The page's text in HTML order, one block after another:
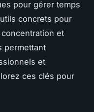
pour gérer temps
concrets pour
et
permettant
et
ces clés pour